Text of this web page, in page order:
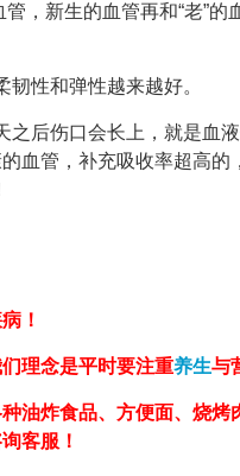
，新生的血管再和“老”的
韧性和弹性越来越好。
后伤口会长上，就是血
血管，补充吸收率超高的
！
理念是平时要注重养生与
油炸食品、方便面、烧烤
客服！